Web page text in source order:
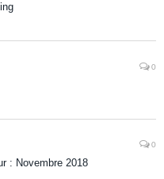
0
0
: Novembre 2018